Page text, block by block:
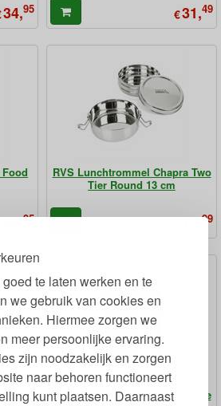
te laten werken en te
we gebruik van cookies en
Hiermee zorgen we
meer persoonlijke ervaring.
zijn noodzakelijk en zorgen
naar behoren functioneert
kunt plaatsen. Daarnaast
34,95 €31,49
39,95
RVS Lunchtrommel Chapra Two
Tier Round 13 cm
17,99
en
cm
Volledig RVS Insulated Food
Container Lekdicht met Bamboe